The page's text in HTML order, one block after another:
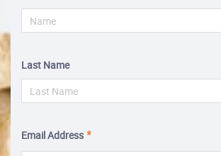
Last Name
Email Address